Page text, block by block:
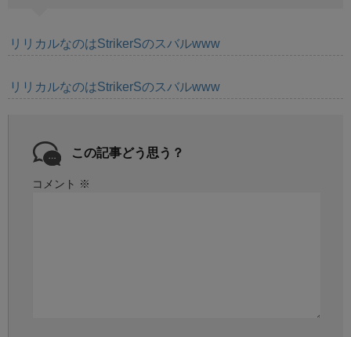
リリカルなのはStrikerSのスバルwww
リリカルなのはStrikerSのスバルwww
この記事どう思う？
コメント ※